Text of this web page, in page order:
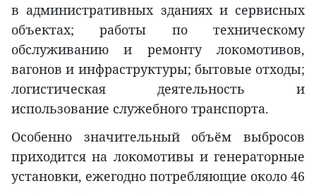
в административных зданиях и сервисных
объектах; работы по техническому
обслуживанию и ремонту локомотивов,
вагонов и инфраструктуры; бытовые отходы;
логистическая деятельность и
использование служебного транспорта.
Особенно значительный объём выбросов
приходится на локомотивы и генераторные
установки, ежегодно потребляющие около 46